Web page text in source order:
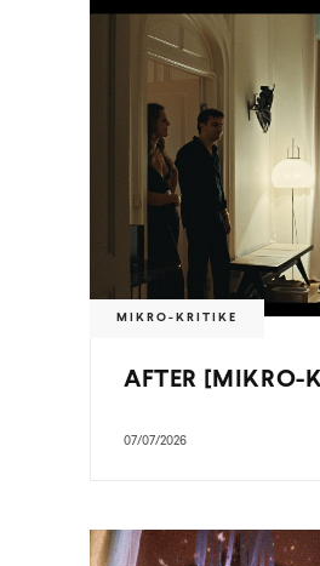
MIKRO-KRITIKE
AFTER [MIKRO-
07/07/2026